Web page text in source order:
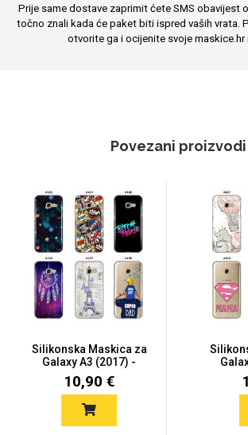
Prije same dostave zaprimit ćete SMS obavijest
točno znali kada će paket biti ispred vaših vrata.
otvorite ga i ocijenite svoje maskice.hr
Povezani proizvodi
Silikonska Maskica za
Galaxy A3 (2017) -
Šaren...
10,90 €